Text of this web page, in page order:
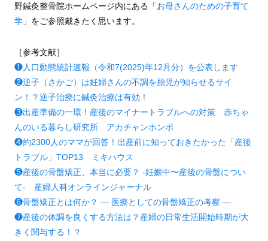
野鍼灸整骨院ホームページ内にある「お母さんのための子育て
学」をご参照戴きたく思います。
［参考文献］
❶人口動態統計速報（令和7(2025)年12月分）を公表します
❷逆子（さかご）は妊婦さんの不調を胎児が知らせるサイ
ン！？逆子治療に鍼灸治療は有効！
❸出産準備の一環！産後のマイナートラブルへの対策 赤ちゃ
んのいる暮らし研究所 アカチャンホンポ
❹約2300人のママが回答！出産前に知っておきたかった「産後
トラブル」TOP13 ミキハウス
❺産後の骨盤矯正、本当に必要？ -妊娠中〜産後の骨盤につい
て- 産婦人科オンラインジャーナル
❻骨盤矯正とは何か？ ― 医療としての骨盤矯正の考察 ―
❼産後の体調を良くする方法は？産婦の日常生活開始時期が大
きく関与する！？